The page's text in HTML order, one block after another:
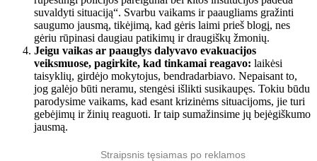
suvaldyti situaciją“. Svarbu vaikams ir paaugliams gražinti
saugumo jausmą, tikėjimą, kad gėris laimi prieš blogį, nes
gėriu rūpinasi daugiau patikimų ir draugiškų žmonių.
Jeigu vaikas ar paauglys dalyvavo evakuacijos
veiksmuose, pagirkite, kad tinkamai reagavo: laikėsi
taisyklių, girdėjo mokytojus, bendradarbiavo. Nepaisant to,
jog galėjo būti neramu, stengėsi išlikti susikaupęs. Tokiu būdu
parodysime vaikams, kad esant krizinėms situacijoms, jie turi
gebėjimų ir žinių reaguoti. Ir taip sumažinsime jų bejėgiškumo
jausmą.
Straipsnis tęsiamas po reklamos